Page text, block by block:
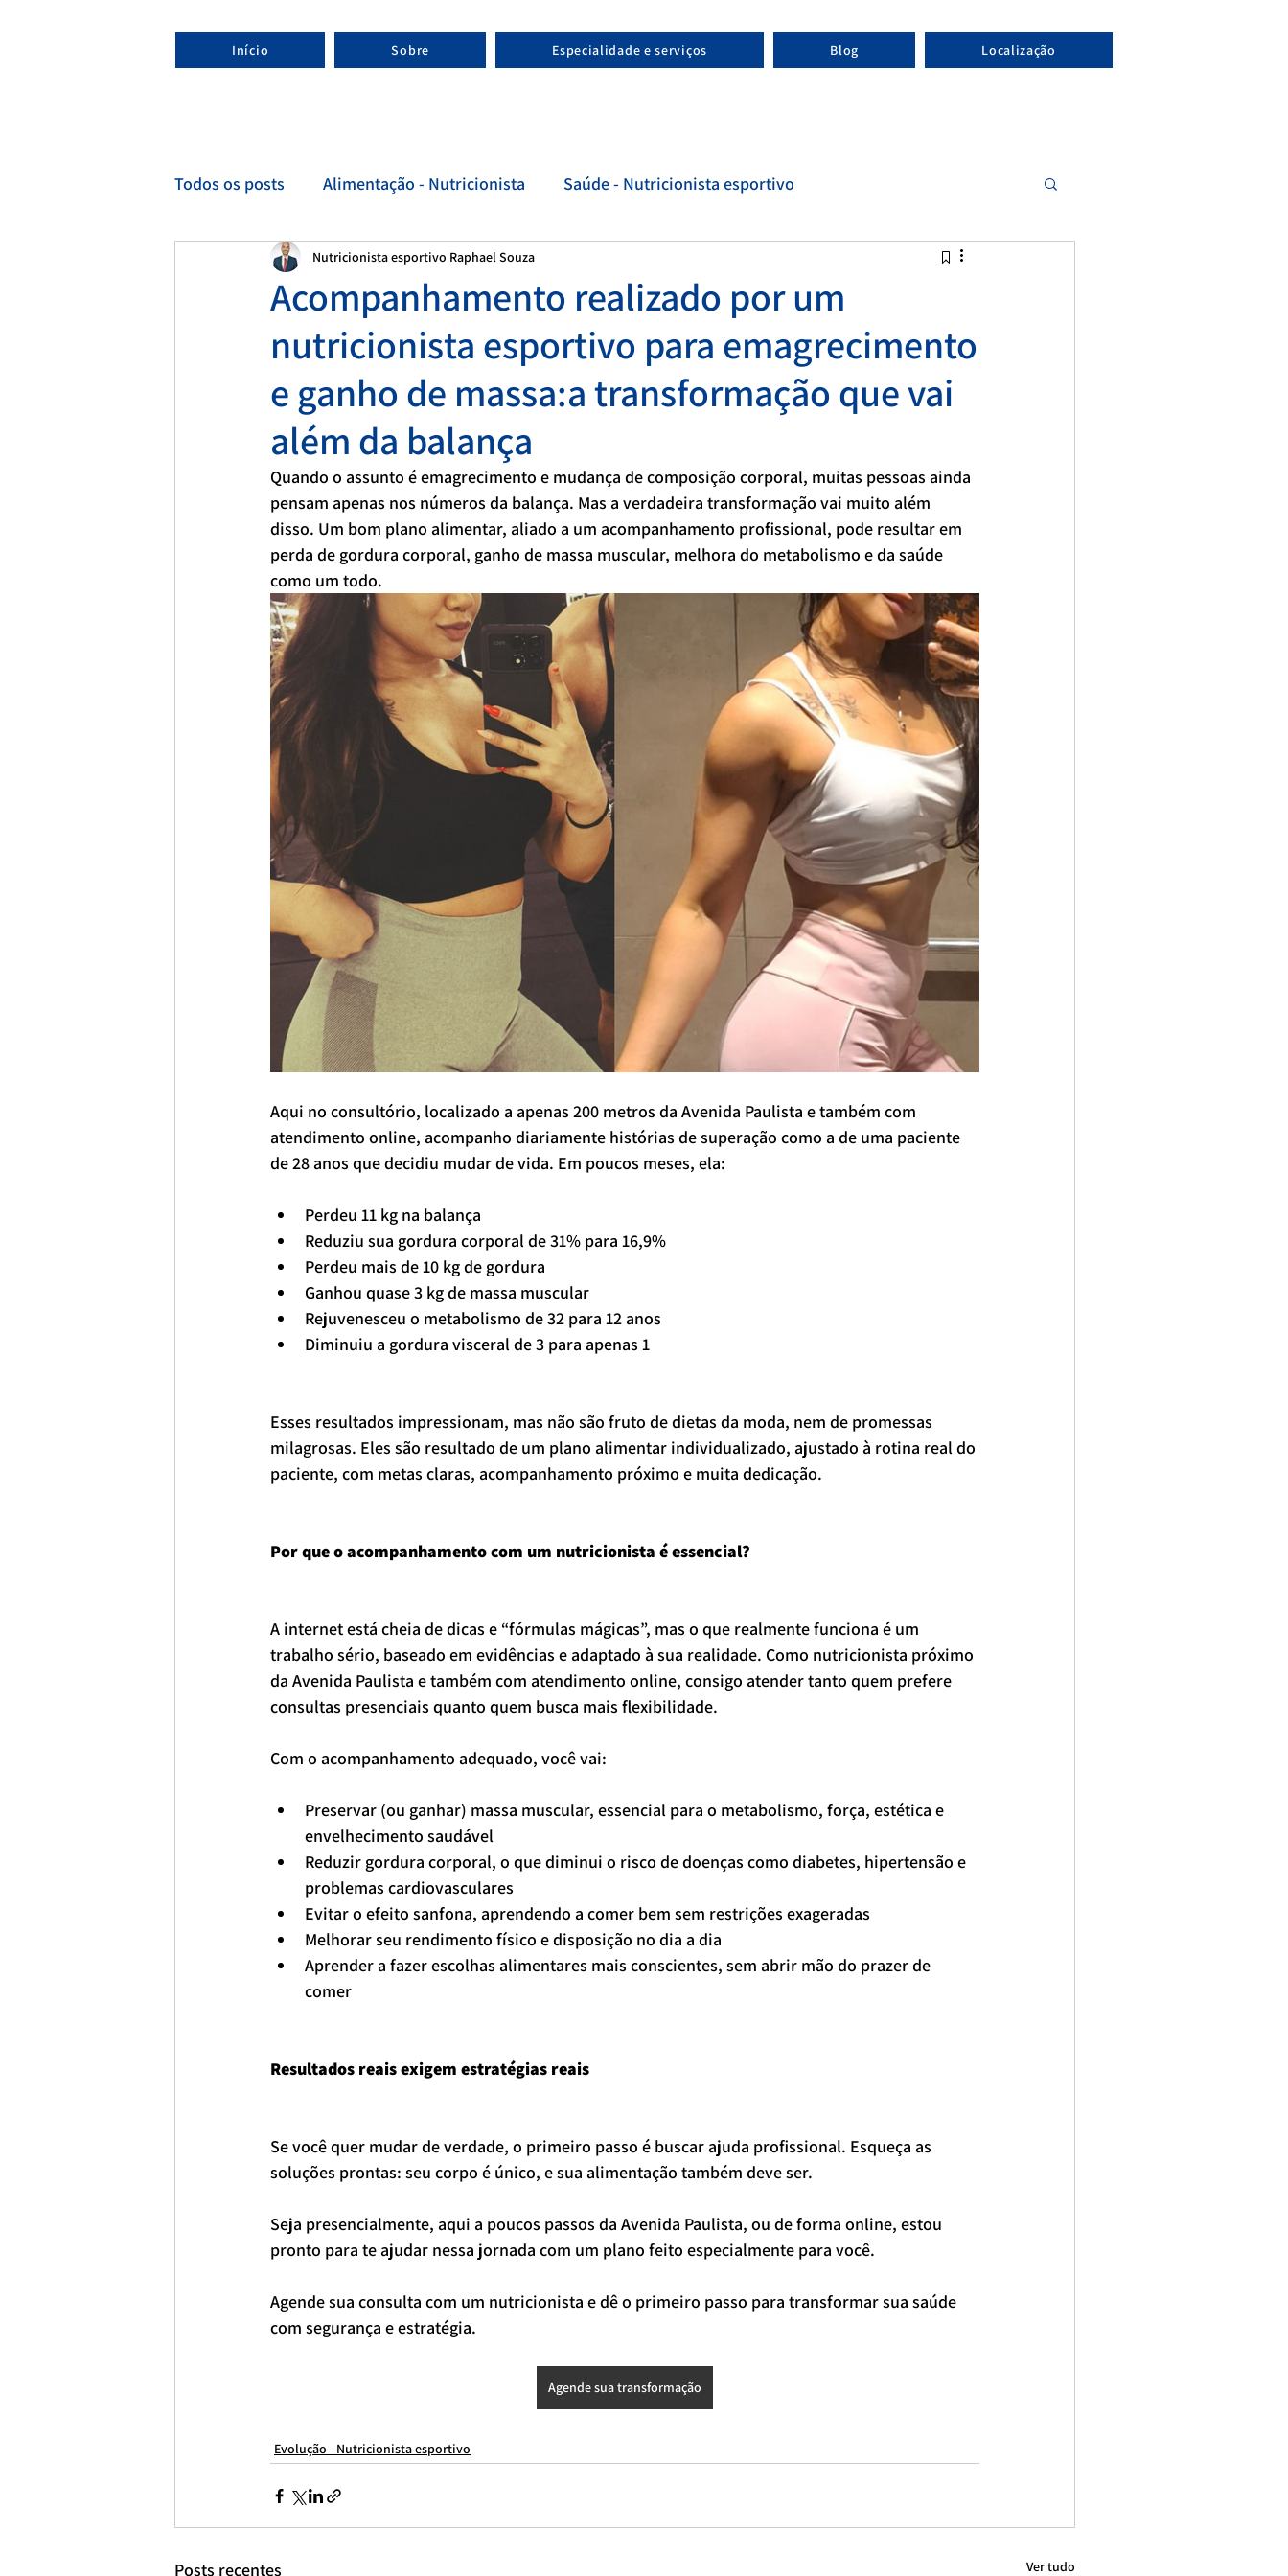
Início Sobre Especialidade e serviços Blog Localização
Todos os posts Alimentação - Nutricionista Saúde - Nutricionista esportivo
Esporte - Nutricionista esportivo Evolução - Nutricionista esportivo
Acompanhamento realizado por um
nutricionista esportivo para emagrecimento
e ganho de massa:a transformação que vai
além da balança
Nutricionista esportivo Raphael Souza
Quando o assunto é emagrecimento e mudança de composição corporal, muitas pessoas ainda
pensam apenas nos números da balança. Mas a verdadeira transformação vai muito além
disso. Um bom plano alimentar, aliado a um acompanhamento profissional, pode resultar em
perda de gordura corporal, ganho de massa muscular, melhora do metabolismo e da saúde
como um todo.
Aqui no consultório, localizado a apenas 200 metros da Avenida Paulista e também com
atendimento online, acompanho diariamente histórias de superação como a de uma paciente
de 28 anos que decidiu mudar de vida. Em poucos meses, ela:
Perdeu 11 kg na balança
Reduziu sua gordura corporal de 31% para 16,9%
Perdeu mais de 10 kg de gordura
Ganhou quase 3 kg de massa muscular
Rejuvenesceu o metabolismo de 32 para 12 anos
Diminuiu a gordura visceral de 3 para apenas 1
Esses resultados impressionam, mas não são fruto de dietas da moda, nem de promessas
milagrosas. Eles são resultado de um plano alimentar individualizado, ajustado à rotina real do
paciente, com metas claras, acompanhamento próximo e muita dedicação.
Por que o acompanhamento com um nutricionista é essencial?
A internet está cheia de dicas e “fórmulas mágicas”, mas o que realmente funciona é um
trabalho sério, baseado em evidências e adaptado à sua realidade. Como nutricionista próximo
da Avenida Paulista e também com atendimento online, consigo atender tanto quem prefere
consultas presenciais quanto quem busca mais flexibilidade.
Com o acompanhamento adequado, você vai:
Preservar (ou ganhar) massa muscular, essencial para o metabolismo, força, estética e
envelhecimento saudável
Reduzir gordura corporal, o que diminui o risco de doenças como diabetes, hipertensão e
problemas cardiovasculares
Evitar o efeito sanfona, aprendendo a comer bem sem restrições exageradas
Melhorar seu rendimento físico e disposição no dia a dia
Aprender a fazer escolhas alimentares mais conscientes, sem abrir mão do prazer de
comer
Resultados reais exigem estratégias reais
Se você quer mudar de verdade, o primeiro passo é buscar ajuda profissional. Esqueça as
soluções prontas: seu corpo é único, e sua alimentação também deve ser.
Seja presencialmente, aqui a poucos passos da Avenida Paulista, ou de forma online, estou
pronto para te ajudar nessa jornada com um plano feito especialmente para você.
Agende sua consulta com um nutricionista e dê o primeiro passo para transformar sua saúde
com segurança e estratégia.
Agende sua transformação
Evolução - Nutricionista esportivo
Posts recentes Ver tudo